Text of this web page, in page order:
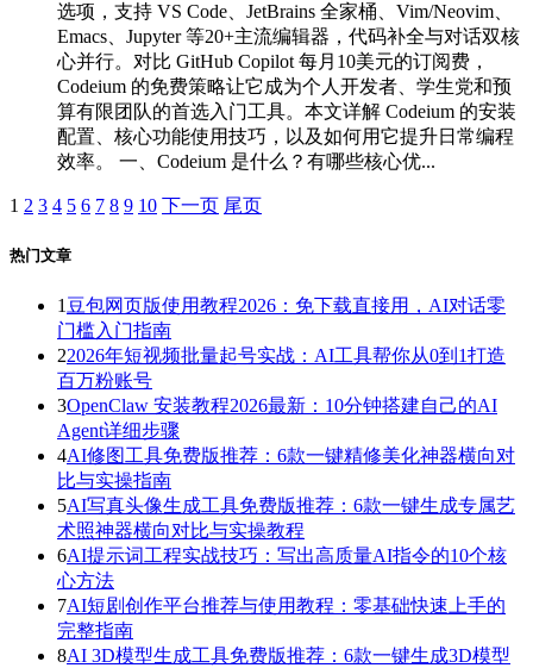
选项，支持 VS Code、JetBrains 全家桶、Vim/Neovim、
Emacs、Jupyter 等20+主流编辑器，代码补全与对话双核
心并行。对比 GitHub Copilot 每月10美元的订阅费，
Codeium 的免费策略让它成为个人开发者、学生党和预
算有限团队的首选入门工具。本文详解 Codeium 的安装
配置、核心功能使用技巧，以及如何用它提升日常编程
效率。 一、Codeium 是什么？有哪些核心优...
1 2 3 4 5 6 7 8 9 10 下一页 尾页
热门文章
1 豆包网页版使用教程2026：免下载直接用，AI对话零
门槛入门指南
22026年短视频批量起号实战：AI工具帮你从0到1打造
百万粉账号
3OpenClaw 安装教程2026最新：10分钟搭建自己的AI
Agent详细步骤
4AI修图工具免费版推荐：6款一键精修美化神器横向对
比与实操指南
5AI写真头像生成工具免费版推荐：6款一键生成专属艺
术照神器横向对比与实操教程
6AI提示词工程实战技巧：写出高质量AI指令的10个核
心方法
7AI短剧创作平台推荐与使用教程：零基础快速上手的
完整指南
8AI 3D模型生成工具免费版推荐：6款一键生成3D模型